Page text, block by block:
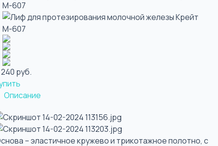
руб.
Описание
– эластичное кружево и трикотажное полотно, с